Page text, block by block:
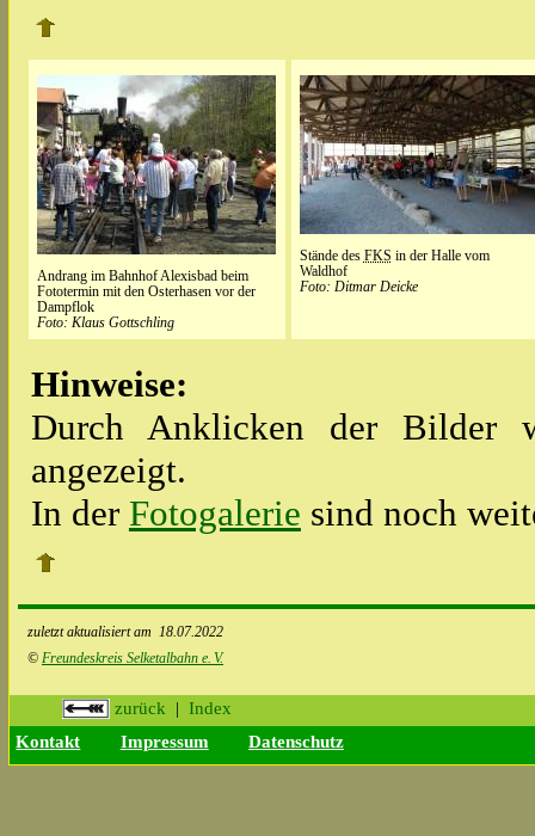
Andrang im Bahnhof Alexisbad beim
Fototermin mit den Osterhasen vor der
Dampflok
Foto: Klaus Gottschling
Stände des FKS in der Halle vom
Waldhof
Foto: Ditmar Deicke
Hinweise:
Durch Anklicken der Bilder
angezeigt.
In der Fotogalerie sind noch
zuletzt aktualisiert am 18.07.2022
© Freundeskreis Selketalbahn e. V.
zurück |Index
Kontakt
Impressum Datenschutz